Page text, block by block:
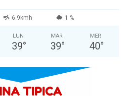
6.9kmh 1 %
LUN
39°
MAR
39°
MER
40°